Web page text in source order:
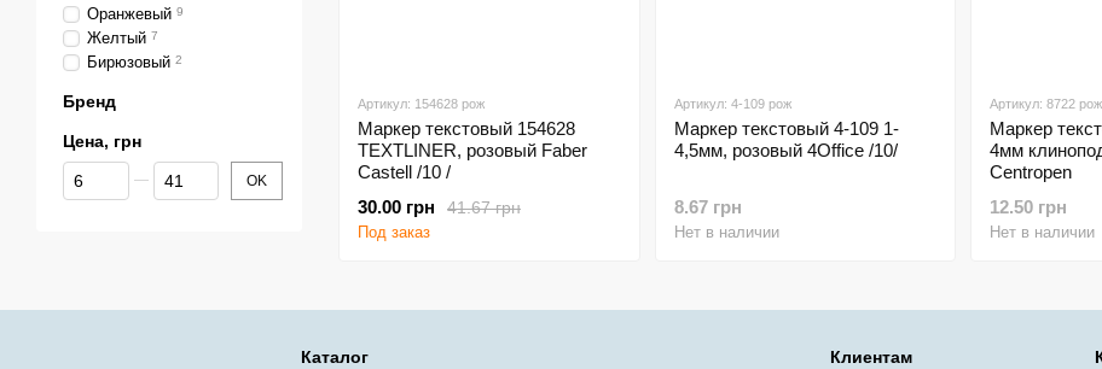
Артикул: 154628 рож
Маркер текстовый 154628
TEXTLINER, розовый Faber
Castell /10 /
41.67 грн
30.00 грн
Под заказ
Артикул: 4-109 рож
Маркер текстовый 4-109 1-
4,5мм, розовый 4Office /10/
8.67 грн
Нет в наличии
Артикул: 8722 рож
Маркер
4мм
Centropen
12.50 грн
Нет в наличии
Оранжевый 9
Желтый 7
Бирюзовый 2
Бренд
Цена, грн
От Цена, грн
До Цена, грн OK
Каталог Клиентам